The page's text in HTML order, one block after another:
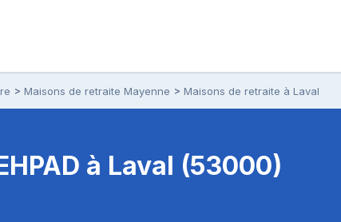
Maisons de retraite Mayenne Maisons de retraite à Laval
à Laval (53000)